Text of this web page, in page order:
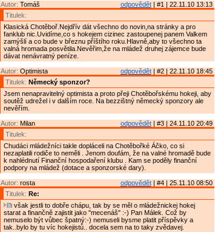
odpovědět| #1 | 22.11.10 13:13
Autor: Tomáš
Titulek:
Klasická Chotěboř.Nejdřív dát všechno do novin,na stránky a pro
fanklub nic.Uvidíme,co s hokejem cizinec zastoupenej panem Valkem
zamýšlí a co bude v březnu příštího roku.Hlavně,aby to všechno ta
valná hromada posvětila.Nevěřim,že na mládež druhej zájemce bude
dávat nenávratný peníze.
odpovědět| #2 | 22.11.10 18:45
Autor: Optimista
Titulek: Německý sponzor?
Jsem nenapravitelný optimista a proto přeji Chotěbořskému hokeji, aby
soutěž udrežel i v dalším roce. Na bezzištný německý sponzory ale
nevěřím.
odpovědět| #3 | 24.11.10 20:49
Autor: Milan
Titulek:
Chudáci mládežníci takle dopláceli na Chotěbořké Áčko, co si
nezaplatili rodiče to neměli . Jenom doufám, že na valné hromadě bude
k nahlédnutí Finanční hospodaření klubu . Kam se poděly finanční
podpory na mládež (dotace a sponzorské dary).
odpovědět| #4 | 25.11.10 08:50
Autor: rosta
Titulek: Re:
však jestli to dobře chápu, tak by se měl o mládežnickej hokej
starat a finančně zajistit jako "mecenáš" :-) Pan Málek. Což by
nemuselo být vůbec špatný:-) nemuseli bysme platit příspěvky a
tak..bylo by tu víc hokejistů.. docela sem na to taky zvědavej.